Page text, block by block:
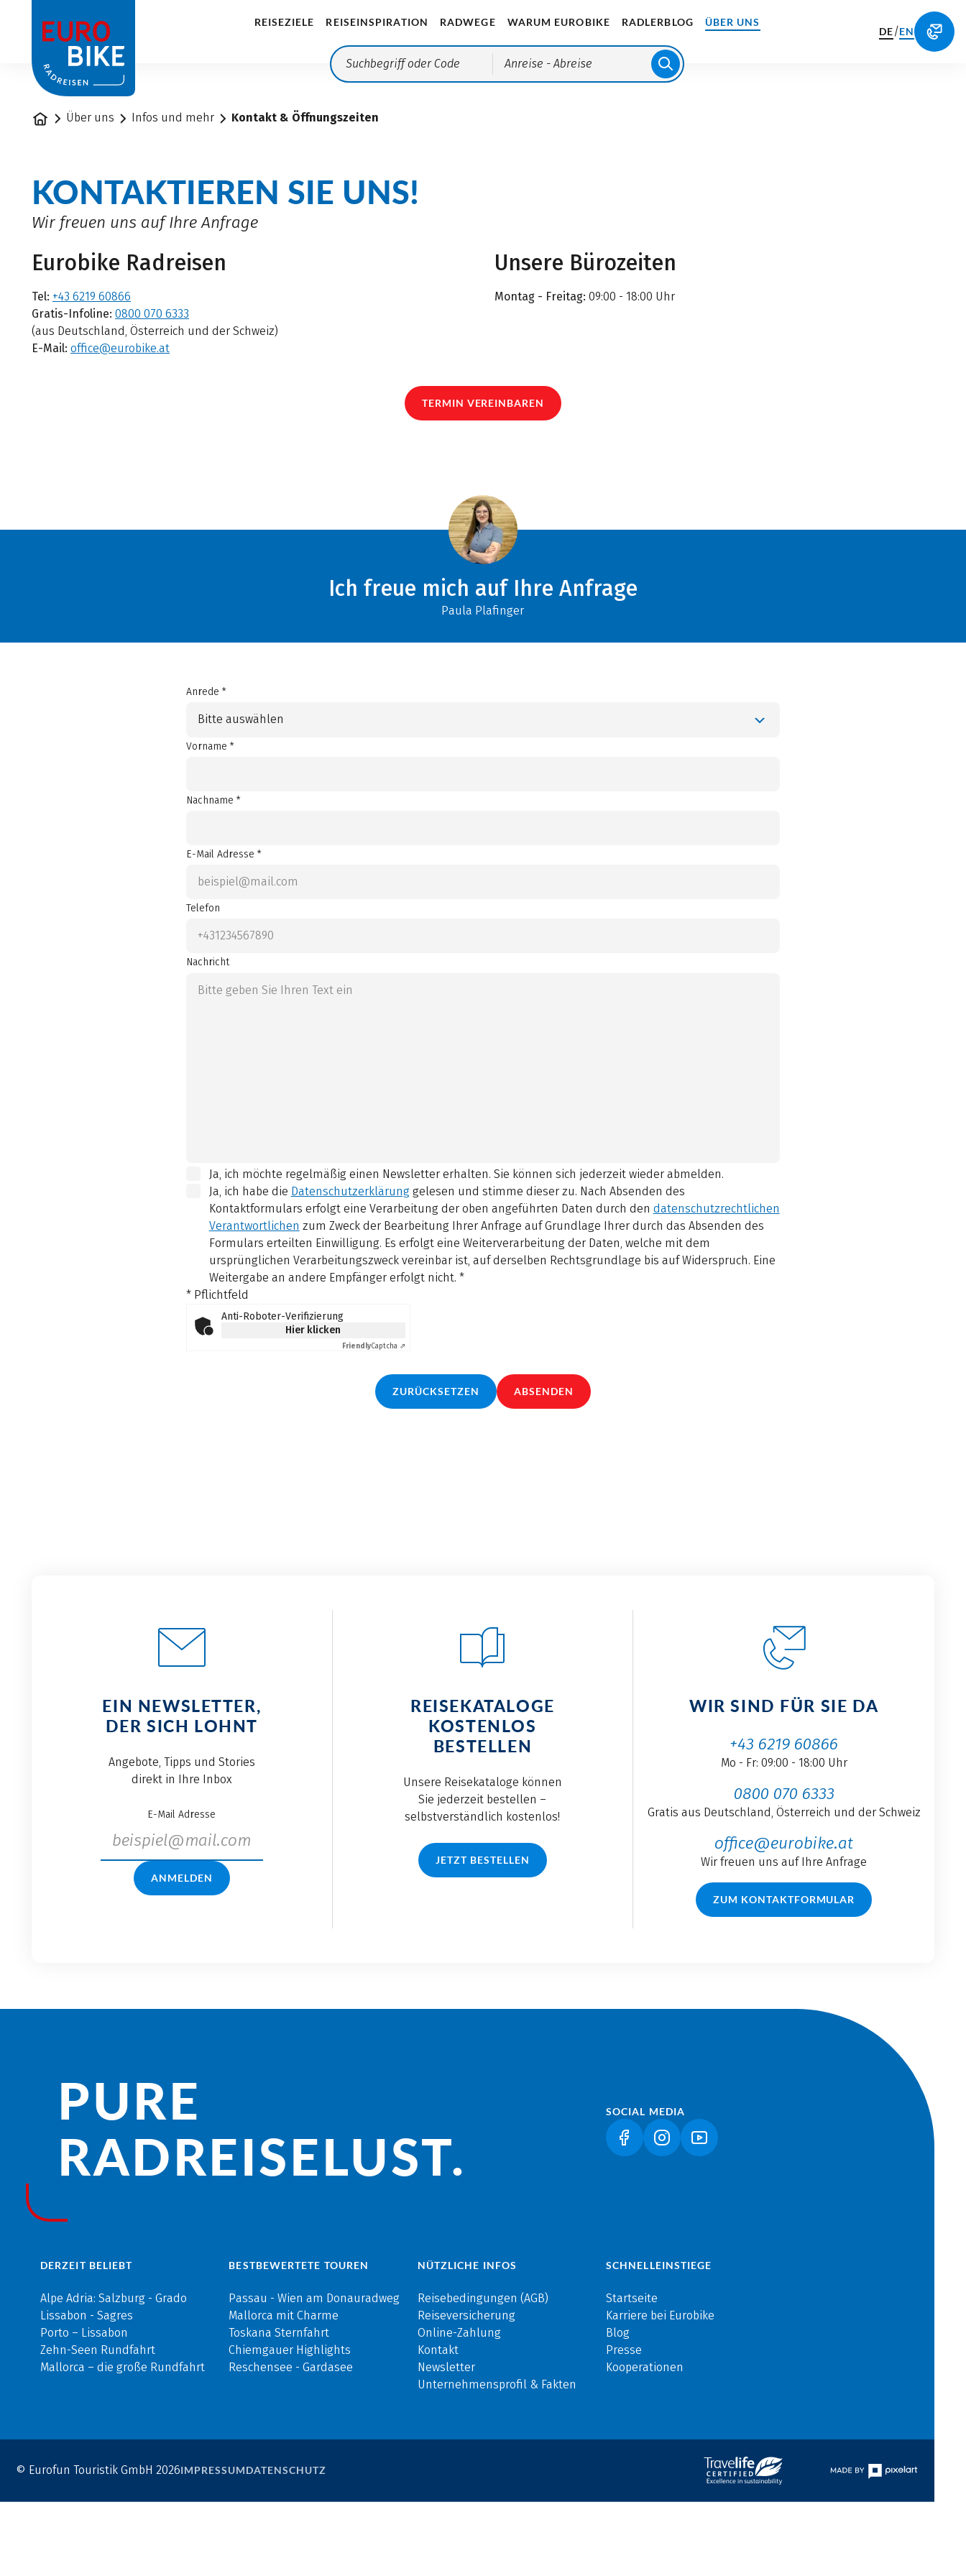
REISEZIELE REISEINSPIRATION RADWEGE WARUM EUROBIKE RADLERBLOG ÜBER UNS
Anreise - Abreise
DE/EN
StartseiteÜber uns Infos und mehr Kontakt & Öffnungszeiten
KONTAKTIEREN SIE UNS!
Wir freuen uns auf Ihre Anfrage
Eurobike Radreisen
Tel: +43 6219 60866
Gratis-Infoline: 0800 070 6333
(aus Deutschland, Österreich und der Schweiz)
E-Mail: office@eurobike.at
Unsere Bürozeiten
Montag - Freitag: 09:00 - 18:00 Uhr
TERMIN VEREINBAREN
Ich freue mich auf Ihre Anfrage
Paula Plafinger
Anrede *
Bitte auswählen
Vorname *
Nachname *
E-Mail Adresse *
Telefon
Nachricht
Ja, ich möchte regelmäßig einen Newsletter erhalten. Sie können sich jederzeit wieder abmelden.
Ja, ich habe die Datenschutzerklärunggelesen und stimme dieser zu. Nach Absenden des
Kontaktformulars erfolgt eine Verarbeitung der oben angeführten Daten durch den datenschutzrechtlichen
Verantwortlichen zum Zweck der Bearbeitung Ihrer Anfrage auf Grundlage Ihrer durch das Absenden des
Formulars erteilten Einwilligung. Es erfolgt eine Weiterverarbeitung der Daten, welche mit dem
ursprünglichen Verarbeitungszweck vereinbar ist, auf derselben Rechtsgrundlage bis auf Widerspruch. Eine
Weitergabe an andere Empfänger erfolgt nicht. *
* Pflichtfeld
Anti-Roboter-Verifizierung
Hier klicken
FriendlyCaptcha ⇗
ZURÜCKSETZEN ABSENDEN
EIN NEWSLETTER,
DER SICH LOHNT
Angebote, Tipps und Stories
direkt in Ihre Inbox
E-Mail Adresse
ANMELDEN
REISEKATALOGE
KOSTENLOS
BESTELLEN
Unsere Reisekataloge können
Sie jederzeit bestellen –
selbstverständlich kostenlos!
JETZT BESTELLEN
WIR SIND FÜR SIE DA
+43 6219 60866
Mo - Fr: 09:00 - 18:00 Uhr
0800 070 6333
Gratis aus Deutschland, Österreich und der Schweiz
office@eurobike.at
Wir freuen uns auf Ihre Anfrage
ZUM KONTAKTFORMULAR
PURE
RADREISE­LUST.
SOCIAL MEDIA
(LINK ÖFFNET IN NEUEM TAB)
(LINK ÖFFNET IN NEUEM TAB)
(LINK ÖFFNET IN NEUEM TAB)
DERZEIT BELIEBT
Alpe Adria: Salzburg - Grado
Lissabon - Sagres
Porto – Lissabon
Zehn-Seen Rundfahrt
Mallorca – die große Rundfahrt
BESTBEWERTETE TOUREN
Passau - Wien am Donauradweg
Mallorca mit Charme
Toskana Sternfahrt
Chiemgauer Highlights
Reschensee - Gardasee
NÜTZLICHE INFOS
Reisebedingungen (AGB)
Reiseversicherung
Online-Zahlung
Kontakt
Newsletter
Unternehmensprofil & Fakten
SCHNELLEINSTIEGE
Startseite
Karriere bei Eurobike
Blog
Presse
Kooperationen
© Eurofun Touristik GmbH 2026IMPRESSUMDATENSCHUTZ